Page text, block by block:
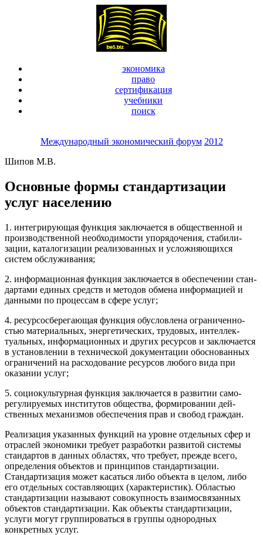
экономика
право
сертификация
учебники
поиск
Международный экономический форум 2012
Шипов М.В.
Основные формы стандартизации
услуг населению
1. интегрирующая функция заключается в общественной и
производственной необходимости упорядочения, стабили­
зации, каталогизации реализованных и усложняющихся
систем обслуживания;
2. информационная функция заключается в обеспечении стан­
дартами единых средств и методов обмена информацией и
данными по процессам в сфере услуг;
4. ресурсосберегающая функция обусловлена ограниченно­
стью материальных, энергетических, трудовых, интеллек­
туальных, информационных и других ресурсов и заключа­ется
в установлении в технической документации обосно­ванных
ограничений на расходование ресурсов любого вида при
оказании услуг;
5. социокультурная функция заключается в развитии само­
регулируемых институтов общества, формировании дей­
ственных механизмов обеспечения прав и свобод граждан.
Реализация указанных функций на уровне отдельных сфер и
отраслей экономики требует разработки развитой системы
стан­дартов в данных областях, что требует, прежде всего,
определе­ния объектов и принципов стандартизации.
Стандартиза­ция может касаться либо объекта в целом, либо
его отдельных составляющих (характеристик). Областью
стандартизации на­зывают совокупность взаимосвязанных
объектов стандартиза­ции. Как объекты стандартизации,
услуги могут группироваться в группы однородных
конкретных услуг.